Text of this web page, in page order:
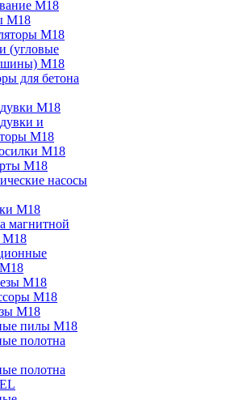
M18
M18
M18
(угловые
M18
для бетона
M18
и
M18
M18
M18
насосы
M18
магнитной
M18
M18
M18
M18
пилы M18
полотна
полотна